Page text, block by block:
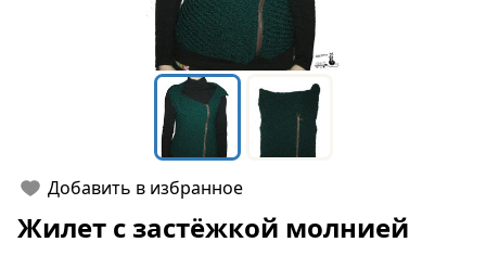
Добавить в избранное
Жилет с застёжкой молнией